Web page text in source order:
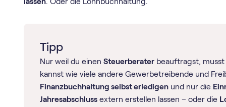
Tipp
Nur weil du einen Steuerberaterbeauftragst, musst
kannst wie viele andere Gewerbetreibende und
Finanzbuchhaltung selbst erledigenund nur die
Jahresabschlussextern erstellen lassen – oder die